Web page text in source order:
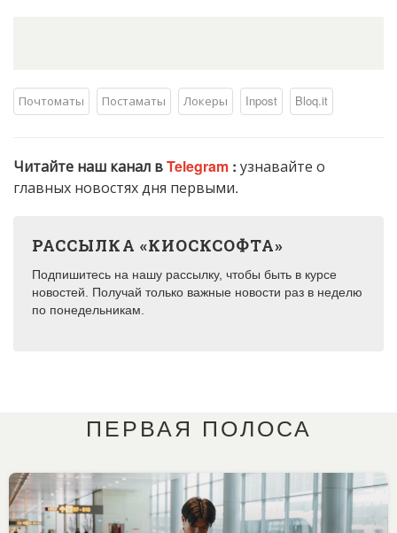
Почтоматы Постаматы Локеры Inpost Bloq.it
Читайте наш канал вTelegram : узнавайте о
главных новостях дня первыми.
РАССЫЛКА «КИОСКСОФТА»
Подпишитесь на нашу рассылку, чтобы быть в курсе
новостей. Получай только важные новости раз в неделю
по понедельникам.
ПЕРВАЯ ПОЛОСА